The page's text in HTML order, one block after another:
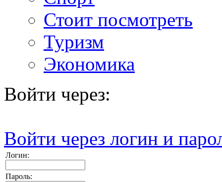
Стоит посмотреть
Туризм
Экономика
Войти через:
Войти через логин и
Логин:
Пароль: